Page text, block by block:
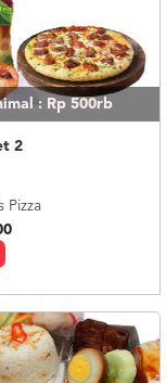
: Rp 500rb
2
Pizza